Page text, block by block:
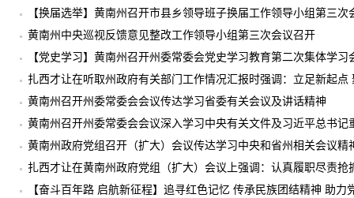
【换届选举】黄南州召开市县乡领导班子换届工作领导小组第三次
黄南州中央巡视反馈意见整改工作领导小组第三次会议召开
【党史学习】黄南州召开州委常委会党史学习教育第二次集体学习
扎西才让在听取州政府有关部门工作情况汇报时强调：立足新起
量发展
黄南州召开州委常委会会议传达学习省委有关会议及讲话精神
黄南州召开州委常委会会议深入学习中央有关文件及习近平总书记
黄南州政府党组召开（扩大）会议传达学习中央和省州相关会议精
扎西才让在黄南州政府党组（扩大）会议上强调：认真履职尽责
性和有序衔接
【奋斗百年路 启航新征程】追寻红色记忆 传承民族团结精神 助